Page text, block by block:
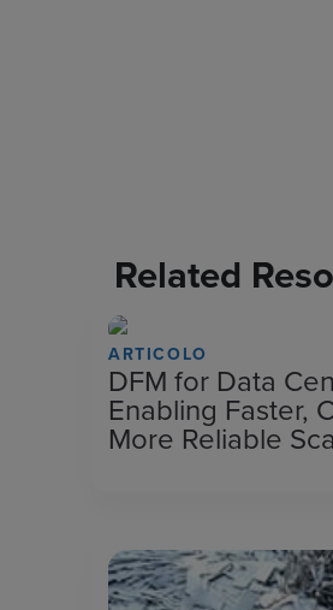
Related
ARTICOLO
DFM for Data
Enabling Faster,
More Reliable